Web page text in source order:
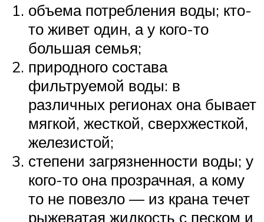
объема потребления воды; кто-
то живет один, а у кого-то
большая семья;
природного состава
фильтруемой воды: в
различных регионах она бывает
мягкой, жесткой, сверхжесткой,
железистой;
степени загрязненности воды; у
кого-то она прозрачная, а кому
то не повезло — из крана течет
рыжеватая жидкость с песком и